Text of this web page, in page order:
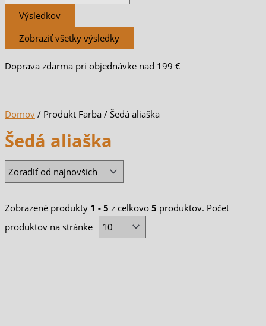
Výsledkov
Zobraziť všetky výsledky
Doprava zdarma pri objednávke nad 199 €
Domov / Produkt Farba / Šedá aliaška
Šedá aliaška
Zobrazené produkty 1 - 5 z celkovo 5 produktov. Počet
produktov na stránke